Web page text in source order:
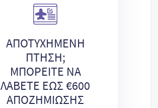
ΑΠΟΤΥΧΗΜΕΝΗ
ΠΤΗΣΗ;
ΜΠΟΡΕΙΤΕ ΝΑ
ΛΑΒΕΤΕ ΕΩΣ €600
ΑΠΟΖΗΜΙΩΣΗΣ